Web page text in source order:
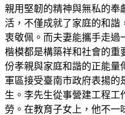
親用堅韌的精神與無私的奉
活，不僅成就了家庭的和諧
衷敬佩。而夫妻能攜手走過
楷模都是構築祥和社會的重
份孝親與家庭和諧的正能量
軍區接受臺南市政府表揚的
生。李先生從事營建工程工
勞。在教育子女上，他不一